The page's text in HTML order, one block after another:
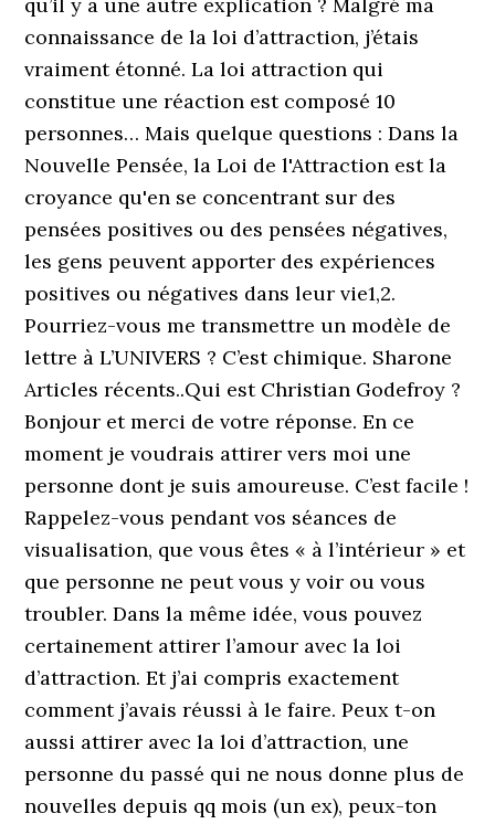
connaissance de la loi d’attraction, j’étais
vraiment étonné. La loi attraction qui
constitue une réaction est composé 10
personnes… Mais quelque questions : Dans la
Nouvelle Pensée, la Loi de l'Attraction est la
croyance qu'en se concentrant sur des
pensées positives ou des pensées négatives,
les gens peuvent apporter des expériences
positives ou négatives dans leur vie1,2.
Pourriez-vous me transmettre un modèle de
lettre à L’UNIVERS ? C’est chimique. Sharone
Articles récents..Qui est Christian Godefroy ?
Bonjour et merci de votre réponse. En ce
moment je voudrais attirer vers moi une
personne dont je suis amoureuse. C’est facile !
Rappelez-vous pendant vos séances de
visualisation, que vous êtes « à l’intérieur » et
que personne ne peut vous y voir ou vous
troubler. Dans la même idée, vous pouvez
certainement attirer l’amour avec la loi
d’attraction. Et j’ai compris exactement
comment j’avais réussi à le faire. Peux t-on
aussi attirer avec la loi d’attraction, une
personne du passé qui ne nous donne plus de
nouvelles depuis qq mois (un ex), peux-ton